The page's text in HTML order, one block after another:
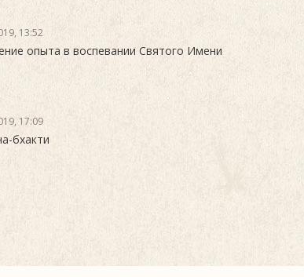
13:52
опыта в воспевании Святого Имени
17:09
бхакти